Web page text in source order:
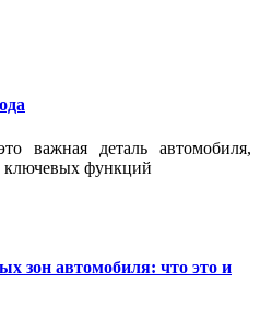
важная деталь автомобиля,
ключевых функций
зон автомобиля: что это и